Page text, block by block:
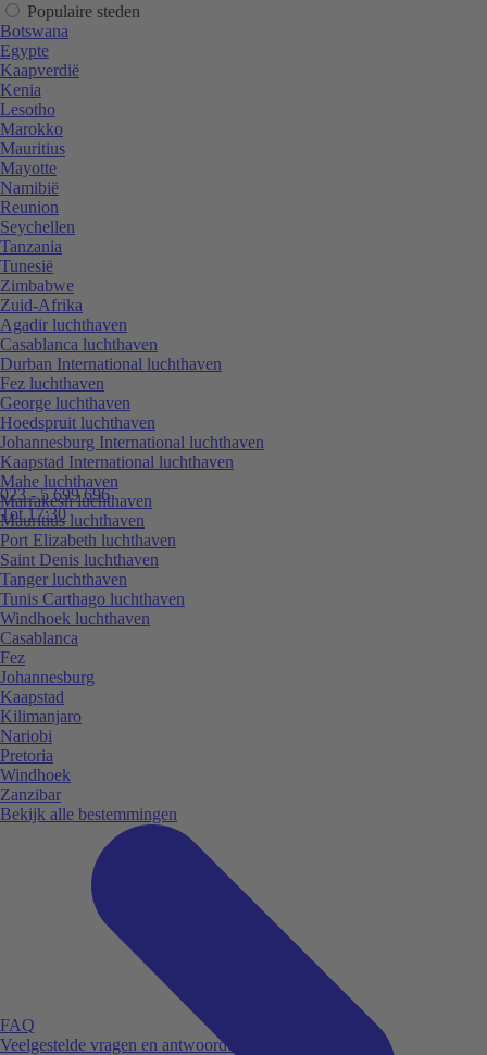
023 - 5 699 696
Tot 17:30
FAQ
Veelgestelde vragen en antwoorden.
Populaire steden
Botswana
Egypte
Kaapverdië
Kenia
Lesotho
Marokko
Mauritius
Mayotte
Namibië
Reunion
Seychellen
Tanzania
Tunesië
Zimbabwe
Zuid-Afrika
Agadir luchthaven
Casablanca luchthaven
Durban International luchthaven
Fez luchthaven
George luchthaven
Hoedspruit luchthaven
Johannesburg International luchthaven
Kaapstad International luchthaven
Mahe luchthaven
Marrakesh luchthaven
Mauritius luchthaven
Port Elizabeth luchthaven
Saint Denis luchthaven
Tanger luchthaven
Tunis Carthago luchthaven
Windhoek luchthaven
Casablanca
Fez
Johannesburg
Kaapstad
Kilimanjaro
Nariobi
Pretoria
Windhoek
Zanzibar
Bekijk alle bestemmingen